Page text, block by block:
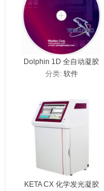
Dolphin 1D 全自动凝胶
成像分析软件
分类: 软件
KETA CX 化学发光凝胶